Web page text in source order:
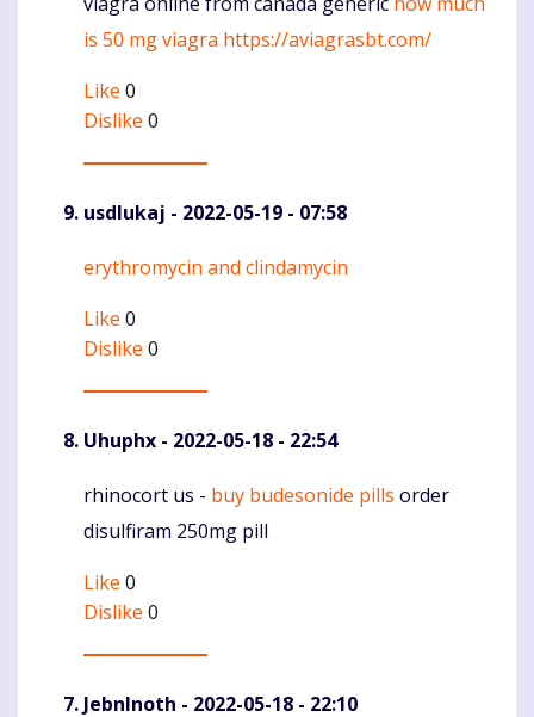
Komentaras
is 50 mg viagra https://aviagrasbt.com/
Like 0
Dislike 0
usdlukaj - 2022-05-19 - 07:58
Komentaras
erythromycin and clindamycin
Like 0
Dislike 0
Uhuphx - 2022-05-18 - 22:54
Komentaras
rhinocort us - buy budesonide pills order
disulfiram 250mg pill
Like 0
Dislike 0
JebnInoth - 2022-05-18 - 22:10